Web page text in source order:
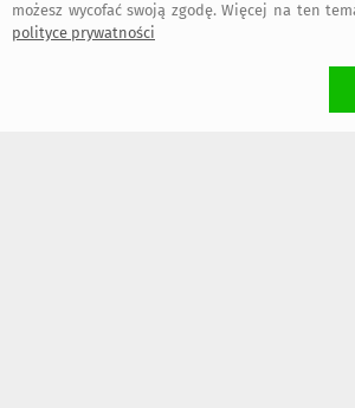
możesz wycofać swoją zgodę. Więcej na ten
polityce prywatności